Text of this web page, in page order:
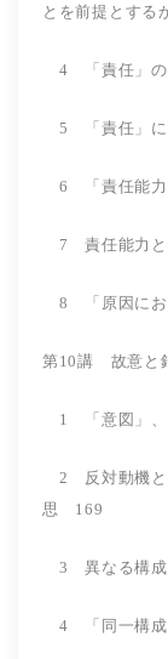
とを前提とす
4 「責任」
5 「責任」に
6 「責任能
7 責任能力と
8 「原因にお
第10講 故意と
1 「意図」、
2 反対動機と
思 169
3 異なる構成
4 「同一構成